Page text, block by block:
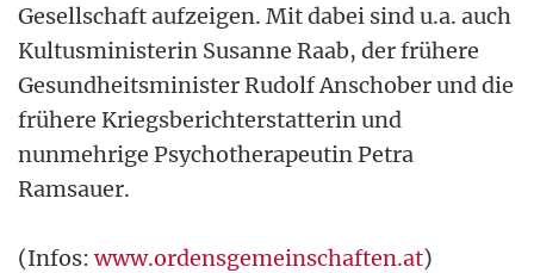
Gesellschaft aufzeigen. Mit dabei sind u.a. auch
Kultusministerin Susanne Raab, der frühere
Gesundheitsminister Rudolf Anschober und die
frühere Kriegsberichterstatterin und
nunmehrige Psychotherapeutin Petra
Ramsauer.
(Infos:www.ordensgemeinschaften.at)